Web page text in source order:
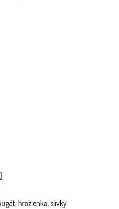
hrozienka, slivky